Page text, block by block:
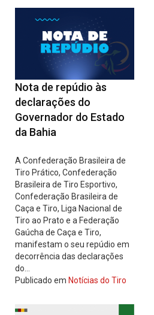
Nota de repúdio às
declarações do
Governador do Estado
da Bahia
A Confederação Brasileira de
Tiro Prático, Confederação
Brasileira de Tiro Esportivo,
Confederação Brasileira de
Caça e Tiro, Liga Nacional de
Tiro ao Prato e a Federação
Gaúcha de Caça e Tiro,
manifestam o seu repúdio em
decorrência das declarações
do…
Publicado em Notícias do Tiro